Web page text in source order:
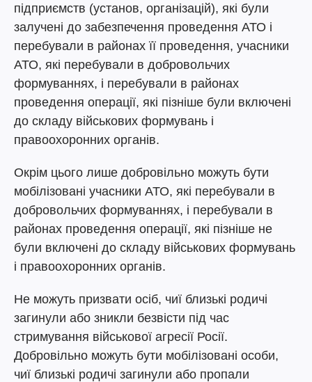
підприємств (установ, організацій), які були
залучені до забезпечення проведення АТО і
перебували в районах її проведення, учасники
АТО, які перебували в добровольчих
формуваннях, і перебували в районах
проведення операції, які пізніше були включені
до складу військових формувань і
правоохоронних органів.
Окрім цього лише добровільно можуть бути
мобілізовані учасники АТО, які перебували в
добровольчих формуваннях, і перебували в
районах проведення операції, які пізніше не
були включені до складу військових формувань
і правоохоронних органів.
Не можуть призвати осіб, чиї близькі родичі
загинули або зникли безвісти під час
стримування військової агресії Росії.
Добровільно можуть бути мобілізовані особи,
чиї близькі родичі загинули або пропали